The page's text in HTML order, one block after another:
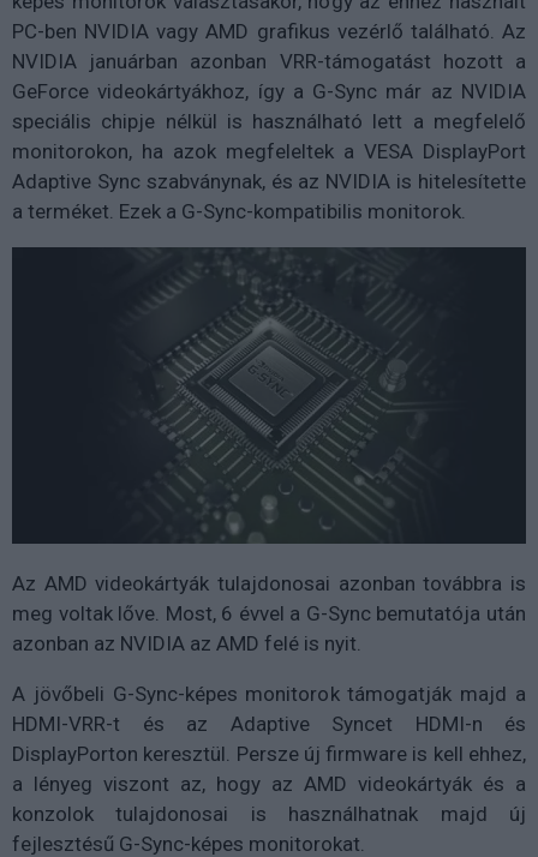
PC-ben NVIDIA vagy AMD grafikus vezérlő található. Az
NVIDIA januárban azonban VRR-támogatást hozott a
GeForce videokártyákhoz, így a G-Sync már az NVIDIA
speciális chipje nélkül is használható lett a megfelelő
monitorokon, ha azok megfeleltek a VESA DisplayPort
Adaptive Sync szabványnak, és az NVIDIA is hitelesítette
a terméket. Ezek a G-Sync-kompatibilis monitorok.
Az AMD videokártyák tulajdonosai azonban továbbra is
meg voltak lőve. Most, 6 évvel a G-Sync bemutatója után
azonban az NVIDIA az AMD felé is nyit.
A jövőbeli G-Sync-képes monitorok támogatják majd a
HDMI-VRR-t és az Adaptive Syncet HDMI-n és
DisplayPorton keresztül. Persze új firmware is kell ehhez,
a lényeg viszont az, hogy az AMD videokártyák és a
konzolok tulajdonosai is használhatnak majd új
fejlesztésű G-Sync-képes monitorokat.